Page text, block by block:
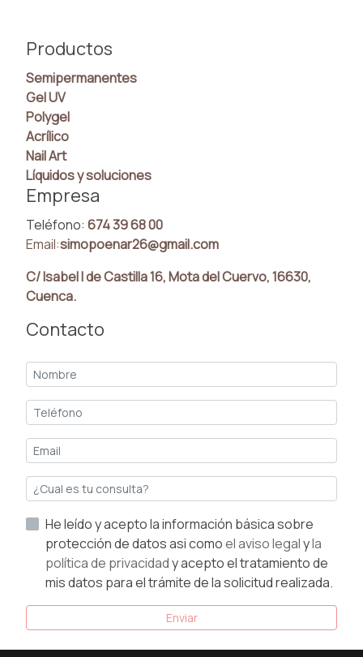
Productos
Semipermanentes
Gel UV
Polygel
Acrílico
Nail Art
Líquidos y soluciones
Empresa
Teléfono: 674 39 68 00
Email:simopoenar26@gmail.com
C/ Isabel I de Castilla 16, Mota del Cuervo, 16630,
Cuenca.
Contacto
He leído y acepto la información básica sobre
protección de datos asi comoel aviso legalyla
política de privacidady acepto el tratamiento de
mis datos para el trámite de la solicitud realizada.
Enviar